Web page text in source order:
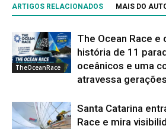
ARTIGOS RELACIONADOS MAIS DO
TheOceanRace
The Ocean Race e
história de 11
oceânicos e uma
atravessa gerações
Santa Catarina
Race e mira